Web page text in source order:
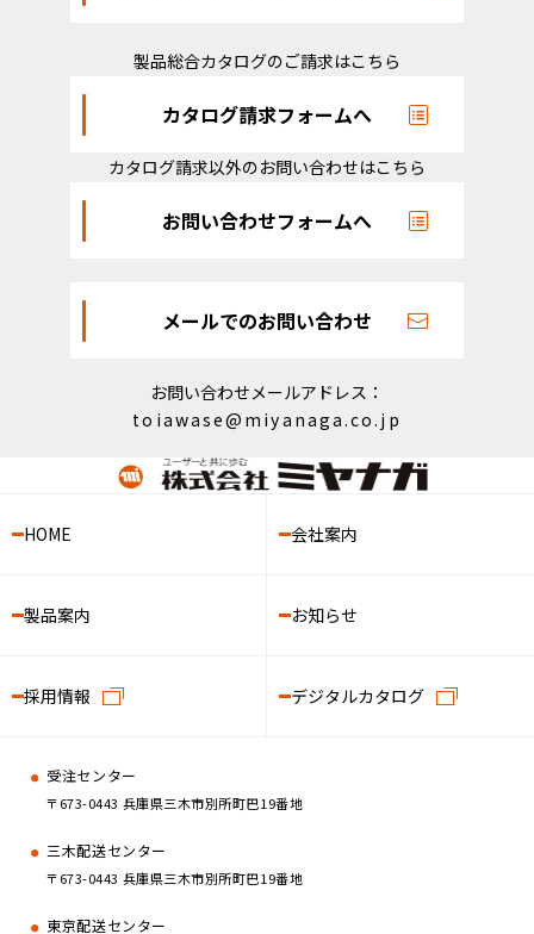
製品総合カタログのご請求はこちら
カタログ請求フォームへ
カタログ請求以外のお問い合わせはこちら
お問い合わせフォームへ
メールでのお問い合わせ
お問い合わせメールアドレス：
toiawase@miyanaga.co.jp
HOME 会社案内
製品案内 お知らせ
採用情報 デジタルカタログ
受注センター
〒673-0443 兵庫県三木市別所町巴19番地
三木配送センター
〒673-0443 兵庫県三木市別所町巴19番地
東京配送センター